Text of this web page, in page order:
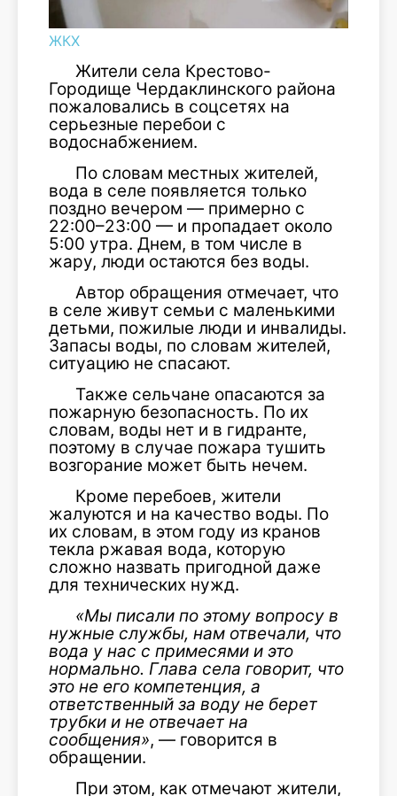
ЖКХ
Жители села Крестово-
Городище Чердаклинского района
пожаловались в соцсетях на
серьезные перебои с
водоснабжением.
По словам местных жителей,
вода в селе появляется только
поздно вечером — примерно с
22:00–23:00 — и пропадает около
5:00 утра. Днем, в том числе в
жару, люди остаются без воды.
Автор обращения отмечает, что
в селе живут семьи с маленькими
детьми, пожилые люди и инвалиды.
Запасы воды, по словам жителей,
ситуацию не спасают.
Также сельчане опасаются за
пожарную безопасность. По их
словам, воды нет и в гидранте,
поэтому в случае пожара тушить
возгорание может быть нечем.
Кроме перебоев, жители
жалуются и на качество воды. По
их словам, в этом году из кранов
текла ржавая вода, которую
сложно назвать пригодной даже
для технических нужд.
«Мы писали по этому вопросу в
нужные службы, нам отвечали, что
вода у нас с примесями и это
нормально. Глава села говорит, что
это не его компетенция, а
ответственный за воду не берет
трубки и не отвечает на
сообщения», — говорится в
обращении.
При этом, как отмечают жители,